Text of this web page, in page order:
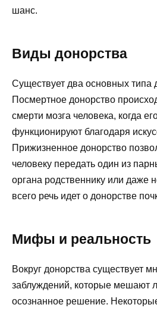
шанс.
Виды донорства
Существует два основных типа
Посмертное донорство
смерти мозга человека, когда
функционируют благодаря
Прижизненное донорство
человеку передать один из
органа родственнику или даже
всего речь идет о донорстве
Мифы и реальность
Вокруг донорства существует
заблуждений, которые мешают
осознанное решение.